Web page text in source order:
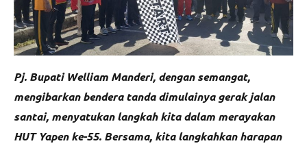
Pj. Bupati Welliam Manderi, dengan semangat,
mengibarkan bendera tanda dimulainya gerak jalan
santai, menyatukan langkah kita dalam merayakan
HUT Yapen ke-55. Bersama, kita langkahkan harapan